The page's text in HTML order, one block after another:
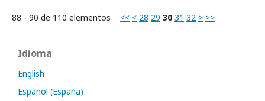
88 - 90 de 110 elementos << < 28 29 30 31 32 > >>
Idioma
English
Español (España)